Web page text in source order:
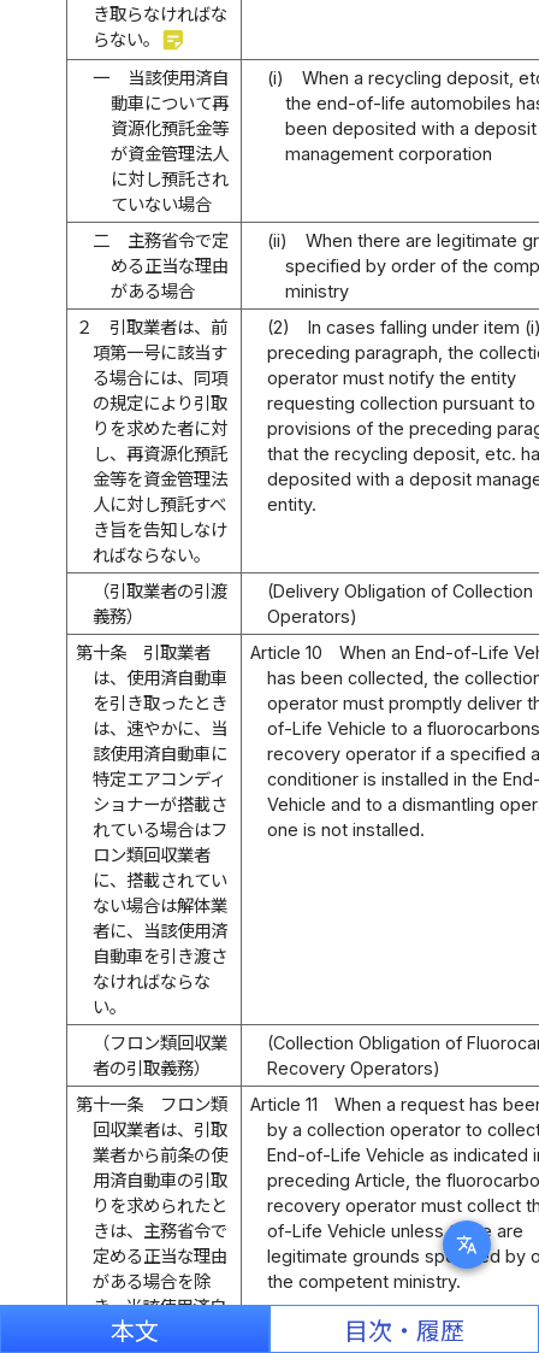
translate
き取らなければな
らない。 sticky_note_2
一
当該使用済自
動車について再
資源化預託金等
が資金管理法人
に対し預託され
ていない場合
(i)
When a recycling deposit,
the end-of-life automobiles
been deposited with a deposit
management corporation
二
主務省令で定
める正当な理由
がある場合
(ii)
When there are legitimate
specified by order of the
ministry
２
引取業者は、前
項第一号に該当す
る場合には、同項
の規定により引取
りを求めた者に対
し、再資源化預託
金等を資金管理法
人に対し預託すべ
き旨を告知しなけ
ればならない。
(2)
In cases falling under item
preceding paragraph, the
operator must notify the entity
requesting collection pursuant
provisions of the preceding
that the recycling deposit, etc.
deposited with a deposit
entity.
（引取業者の引渡
義務）
(Delivery Obligation of Collection
Operators)
第十条
引取業者
は、使用済自動車
を引き取ったとき
は、速やかに、当
該使用済自動車に
特定エアコンディ
ショナーが搭載さ
れている場合はフ
ロン類回収業者
に、搭載されてい
ない場合は解体業
者に、当該使用済
自動車を引き渡さ
なければならな
い。
Article 10
When an End-of-Life
has been collected, the
operator must promptly deliver
of-Life Vehicle to a
recovery operator if a specified
conditioner is installed in the
Vehicle and to a dismantling
one is not installed.
（フロン類回収業
者の引取義務）
(Collection Obligation of
Recovery Operators)
第十一条
フロン類
回収業者は、引取
業者から前条の使
用済自動車の引取
りを求められたと
きは、主務省令で
定める正当な理由
がある場合を除
き、当該使用済自
動車を引き取らな
Article 11
When a request has
by a collection operator to
End-of-Life Vehicle as indicated
preceding Article, the
recovery operator must collect
of-Life Vehicle unless there are
legitimate grounds specified by
the competent ministry.
本文 目次・履歴